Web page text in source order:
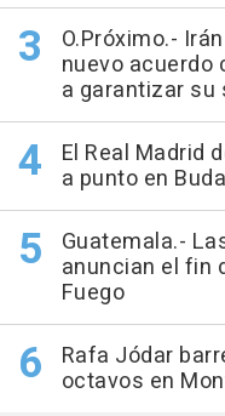
O.Próximo.-
nuevo acuerdo
a garantizar su
El Real Madrid
a punto en
Guatemala.-
anuncian el fin
Fuego
Rafa Jódar
octavos en